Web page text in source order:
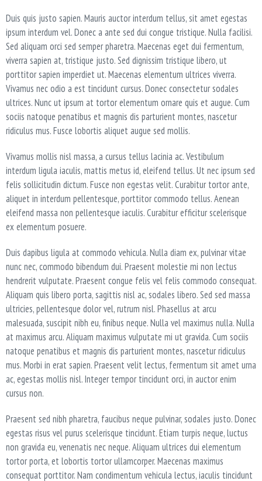
Duis quis justo sapien. Mauris auctor interdum tellus, sit amet egestas
ipsum interdum vel. Donec a ante sed dui congue tristique. Nulla facilisi.
Sed aliquam orci sed semper pharetra. Maecenas eget dui fermentum,
viverra sapien at, tristique justo. Sed dignissim tristique libero, ut
porttitor sapien imperdiet ut. Maecenas elementum ultrices viverra.
Vivamus nec odio a est tincidunt cursus. Donec consectetur sodales
ultrices. Nunc ut ipsum at tortor elementum ornare quis et augue. Cum
sociis natoque penatibus et magnis dis parturient montes, nascetur
ridiculus mus. Fusce lobortis aliquet augue sed mollis.
Vivamus mollis nisl massa, a cursus tellus lacinia ac. Vestibulum
interdum ligula iaculis, mattis metus id, eleifend tellus. Ut nec ipsum sed
felis sollicitudin dictum. Fusce non egestas velit. Curabitur tortor ante,
aliquet in interdum pellentesque, porttitor commodo tellus. Aenean
eleifend massa non pellentesque iaculis. Curabitur efficitur scelerisque
ex elementum posuere.
Duis dapibus ligula at commodo vehicula. Nulla diam ex, pulvinar vitae
nunc nec, commodo bibendum dui. Praesent molestie mi non lectus
hendrerit vulputate. Praesent congue felis vel felis commodo consequat.
Aliquam quis libero porta, sagittis nisl ac, sodales libero. Sed sed massa
ultricies, pellentesque dolor vel, rutrum nisl. Phasellus at arcu
malesuada, suscipit nibh eu, finibus neque. Nulla vel maximus nulla. Nulla
at maximus arcu. Aliquam maximus vulputate mi ut gravida. Cum sociis
natoque penatibus et magnis dis parturient montes, nascetur ridiculus
mus. Morbi in erat sapien. Praesent velit lectus, fermentum sit amet urna
ac, egestas mollis nisl. Integer tempor tincidunt orci, in auctor enim
cursus non.
Praesent sed nibh pharetra, faucibus neque pulvinar, sodales justo. Donec
egestas risus vel purus scelerisque tincidunt. Etiam turpis neque, luctus
non gravida eu, venenatis nec neque. Aliquam ultrices dui elementum
tortor porta, et lobortis tortor ullamcorper. Maecenas maximus
consequat porttitor. Nam condimentum vehicula lectus, iaculis tincidunt